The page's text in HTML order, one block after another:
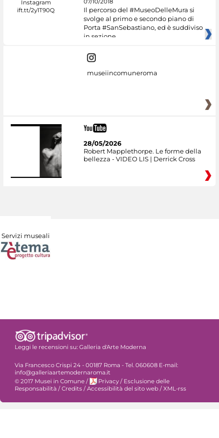
Il percorso del #MuseoDelleMura si
svolge al primo e secondo piano di
Porta #SanSebastiano, ed è suddiviso
in sezione
museiincomuneroma
28/05/2026
Robert Mapplethorpe. Le forme della
bellezza - VIDEO LIS | Derrick Cross
Servizi museali
Leggi le recensioni su: Galleria d'Arte Moderna
Via Francesco Crispi 24 - 00187 Roma - Tel. 060608 E-mail:
info@galleriaartemodernaroma.it
© 2017 Musei in Comune / Privacy / Esclusione delle
Responsabilità /Credits /Accessibilità del sito web /XML-rss